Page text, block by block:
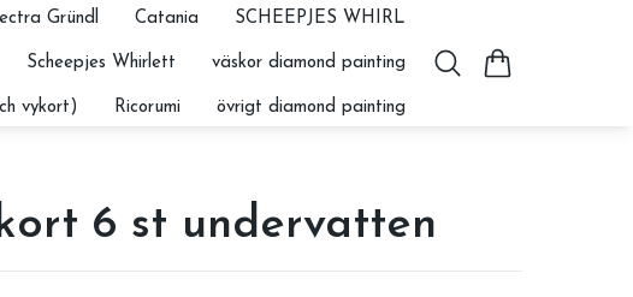
Gründl Catania SCHEEPJES WHIRL
Scheepjes Whirlett väskor diamond painting
vykort) Ricorumi övrigt diamond painting
6 st undervatten